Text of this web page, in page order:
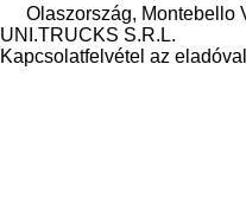
Olaszország, Montebello
UNI.TRUCKS S.R.L.
Kapcsolatfelvétel az eladóval